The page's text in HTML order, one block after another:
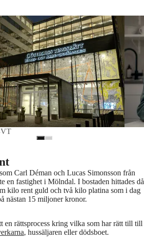
Carl Déman och Lucas Simonsson från
en fastighet i Mölndal. I bostaden hittades då
kilo rent guld och två kilo platina som i dag
nästan 15 miljoner kronor.
en rättsprocess kring vilka som har rätt till till
, hussäljaren eller dödsboet.